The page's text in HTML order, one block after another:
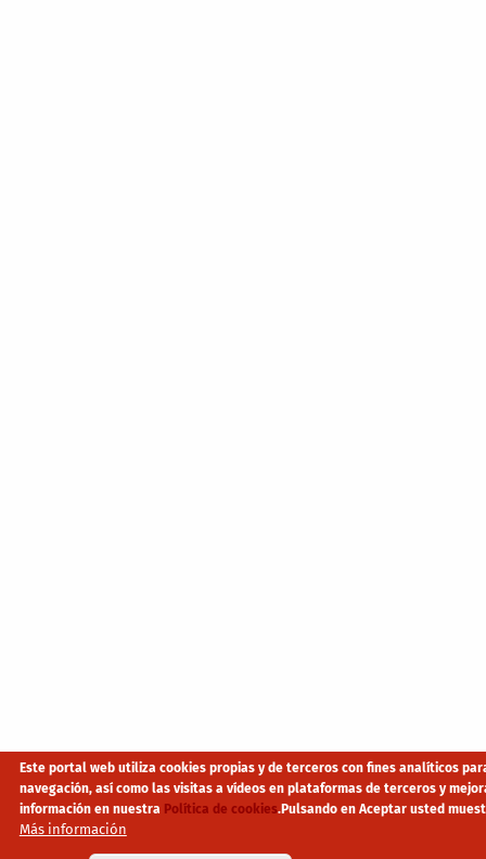
Este portal web utiliza cookies propias y de terceros con fines analíticos
navegación, así como las visitas a vídeos en plataformas de terceros y
información en nuestra Política de cookies.Pulsando en Aceptar usted
Más información